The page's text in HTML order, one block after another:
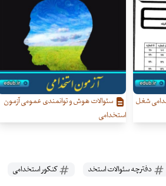
شغل
سئوالات هوش و توانمندی عمومی آزمون
استخدامی
دفترچه سئوالات استخد کنکور استخدامی